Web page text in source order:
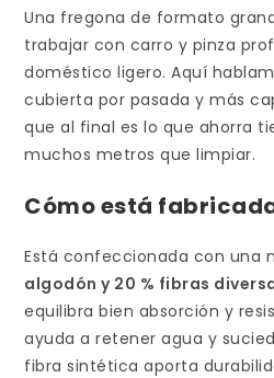
Una fregona de formato
trabajar con carro y pinza
doméstico ligero. Aquí
cubierta por pasada y más
que al final es lo que ahorra
muchos metros que limpiar.
Cómo está
Está confeccionada con una
algodón y 20 % fibras
equilibra bien absorción y
ayuda a retener agua y
fibra sintética aporta